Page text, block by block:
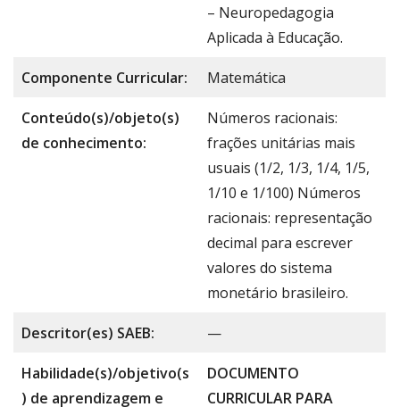
– Neuropedagogia
Aplicada à Educação.
Componente Curricular: Matemática
Conteúdo(s)/objeto(s)
de conhecimento:
Números racionais:
frações unitárias mais
usuais (1/2, 1/3, 1/4, 1/5,
1/10 e 1/100) Números
racionais: representação
decimal para escrever
valores do sistema
monetário brasileiro.
Descritor(es) SAEB: —
Habilidade(s)/objetivo(s
) de aprendizagem e
DOCUMENTO
CURRICULAR PARA